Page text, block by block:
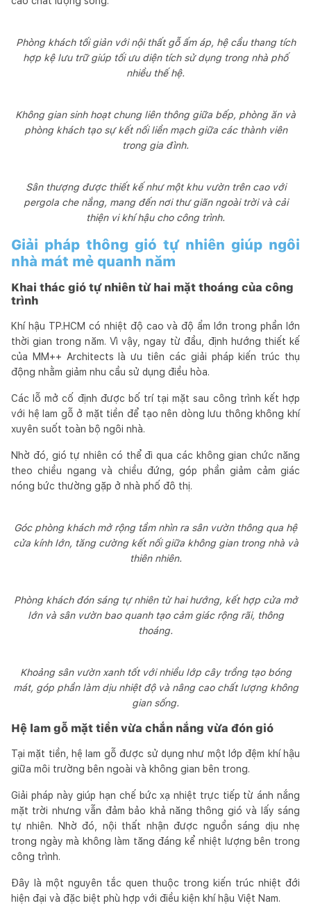
Phòng khách tối giản với nội thất gỗ ấm áp, hệ cầu thang tích
hợp kệ lưu trữ giúp tối ưu diện tích sử dụng trong nhà phố
nhiều thế hệ.
Không gian sinh hoạt chung liên thông giữa bếp, phòng ăn và
phòng khách tạo sự kết nối liền mạch giữa các thành viên
trong gia đình.
Sân thượng được thiết kế như một khu vườn trên cao với
pergola che nắng, mang đến nơi thư giãn ngoài trời và cải
thiện vi khí hậu cho công trình.
Giải pháp thông gió tự nhiên giúp ngôi
nhà mát mẻ quanh năm
Khai thác gió tự nhiên từ hai mặt thoáng của công
trình
Khí hậu TP.HCM có nhiệt độ cao và độ ẩm lớn trong phần lớn
thời gian trong năm. Vì vậy, ngay từ đầu, định hướng thiết kế
của MM++ Architects là ưu tiên các giải pháp kiến trúc thụ
động nhằm giảm nhu cầu sử dụng điều hòa.
Các lỗ mở cố định được bố trí tại mặt sau công trình kết hợp
với hệ lam gỗ ở mặt tiền để tạo nên dòng lưu thông không khí
xuyên suốt toàn bộ ngôi nhà.
Nhờ đó, gió tự nhiên có thể đi qua các không gian chức năng
theo chiều ngang và chiều đứng, góp phần giảm cảm giác
nóng bức thường gặp ở nhà phố đô thị.
Góc phòng khách mở rộng tầm nhìn ra sân vườn thông qua hệ
cửa kính lớn, tăng cường kết nối giữa không gian trong nhà và
thiên nhiên.
Phòng khách đón sáng tự nhiên từ hai hướng, kết hợp cửa mở
lớn và sân vườn bao quanh tạo cảm giác rộng rãi, thông
thoáng.
Khoảng sân vườn xanh tốt với nhiều lớp cây trồng tạo bóng
mát, góp phần làm dịu nhiệt độ và nâng cao chất lượng không
gian sống.
Hệ lam gỗ mặt tiền vừa chắn nắng vừa đón gió
Tại mặt tiền, hệ lam gỗ được sử dụng như một lớp đệm khí hậu
giữa môi trường bên ngoài và không gian bên trong.
Giải pháp này giúp hạn chế bức xạ nhiệt trực tiếp từ ánh nắng
mặt trời nhưng vẫn đảm bảo khả năng thông gió và lấy sáng
tự nhiên. Nhờ đó, nội thất nhận được nguồn sáng dịu nhẹ
trong ngày mà không làm tăng đáng kể nhiệt lượng bên trong
công trình.
Đây là một nguyên tắc quen thuộc trong kiến trúc nhiệt đới
hiện đại và đặc biệt phù hợp với điều kiện khí hậu Việt Nam.